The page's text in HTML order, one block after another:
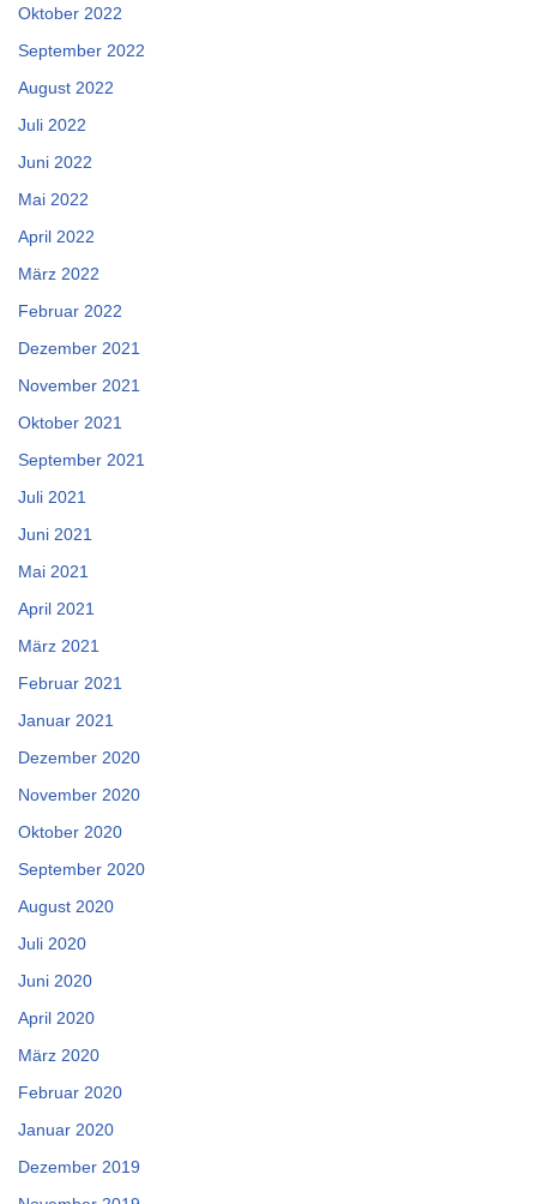
Oktober 2022
September 2022
August 2022
Juli 2022
Juni 2022
Mai 2022
April 2022
März 2022
Februar 2022
Dezember 2021
November 2021
Oktober 2021
September 2021
Juli 2021
Juni 2021
Mai 2021
April 2021
März 2021
Februar 2021
Januar 2021
Dezember 2020
November 2020
Oktober 2020
September 2020
August 2020
Juli 2020
Juni 2020
April 2020
März 2020
Februar 2020
Januar 2020
Dezember 2019